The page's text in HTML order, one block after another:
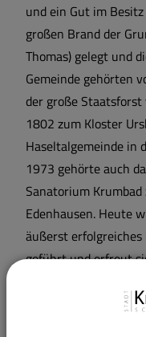
und ein Gut im
großen Brand der
Thomas) gelegt und
Gemeinde gehörten
der große
1802 zum Kloster
Haseltalgemeinde in
1973 gehörte auch
Sanatorium
Edenhausen. Heute
äußerst
geführt und erfreut
Kurgäste.